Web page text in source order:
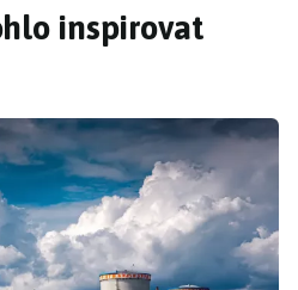
inspirovat